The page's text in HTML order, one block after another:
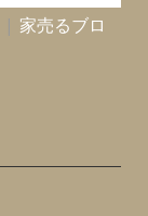
家売るブロ